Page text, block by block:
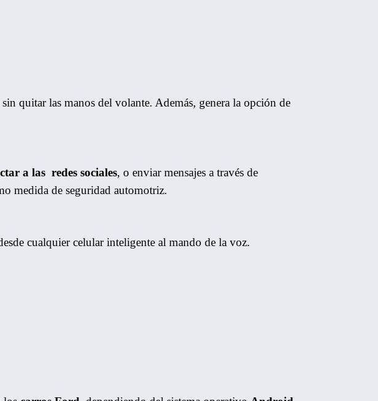
sin quitar las manos del volante. Además, genera la opción de
a las redes sociales, o enviar mensajes a través de
medida de seguridad automotriz.
cualquier celular inteligente al mando de la voz.